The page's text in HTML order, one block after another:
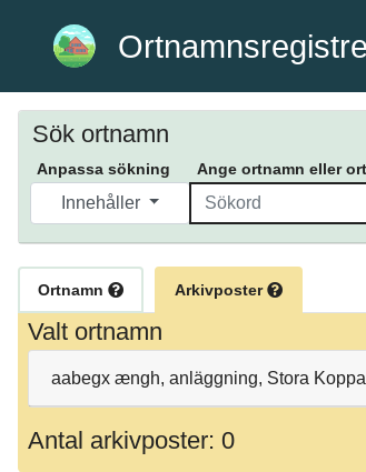
Sök ortnamn
Anpassa sökning Ange ortnamn eller
Innehåller
Ortnamn Arkivposter
Valt ortnamn
aabegx ængh, anläggning, Stora
Antal arkivposter: 0